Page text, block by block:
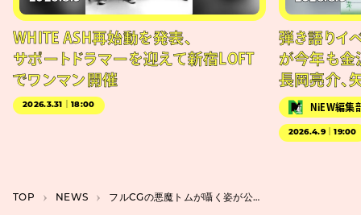
WHITE ASH再始動を発表、
サポートドラマーを迎えて新宿LOFT
でワンマン開催
2026.3.31｜18:00
弾き語りイ
が今年も金
長岡亮介、
NiEW編集
2026.4.9｜19:00
TOP NEWS フルCGの悪魔トムが囁く姿が公開、映画『トムとジェリー 時をこえる魔法の羅針盤』